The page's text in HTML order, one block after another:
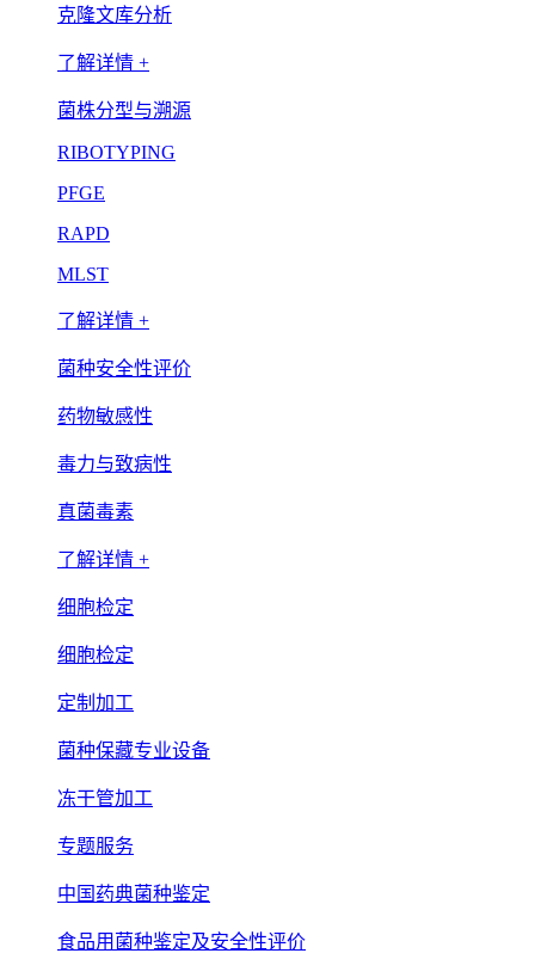
克隆文库分析
了解详情 +
菌株分型与溯源
RIBOTYPING
PFGE
RAPD
MLST
了解详情 +
菌种安全性评价
药物敏感性
毒力与致病性
真菌毒素
了解详情 +
细胞检定
细胞检定
定制加工
菌种保藏专业设备
冻干管加工
专题服务
中国药典菌种鉴定
食品用菌种鉴定及安全性评价